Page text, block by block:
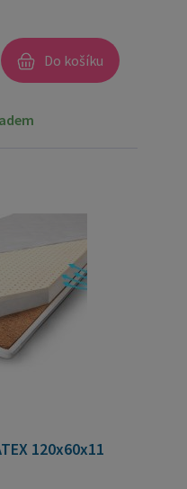
Do košíku
120x60x11